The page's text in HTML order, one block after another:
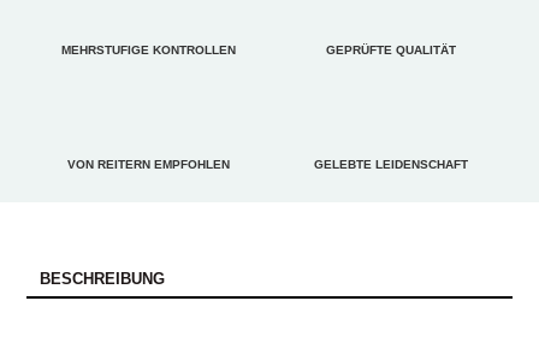
MEHRSTUFIGE KONTROLLEN GEPRÜFTE QUALITÄT
VON REITERN EMPFOHLEN GELEBTE LEIDENSCHAFT
BESCHREIBUNG